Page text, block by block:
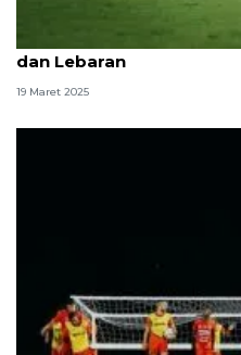
Bali United genjot
dan Lebaran
19 Maret 2025